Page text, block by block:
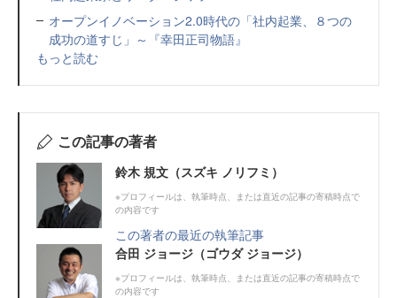
オープンイノベーション2.0時代の「社内起業、８つの
成功の道すじ」～『幸田正司物語』
もっと読む
この記事の著者
鈴木 規文（スズキ ノリフミ）
※プロフィールは、執筆時点、または直近の記事の寄稿時点で
の内容です
この著者の最近の執筆記事
合田 ジョージ（ゴウダ ジョージ）
※プロフィールは、執筆時点、または直近の記事の寄稿時点で
の内容です